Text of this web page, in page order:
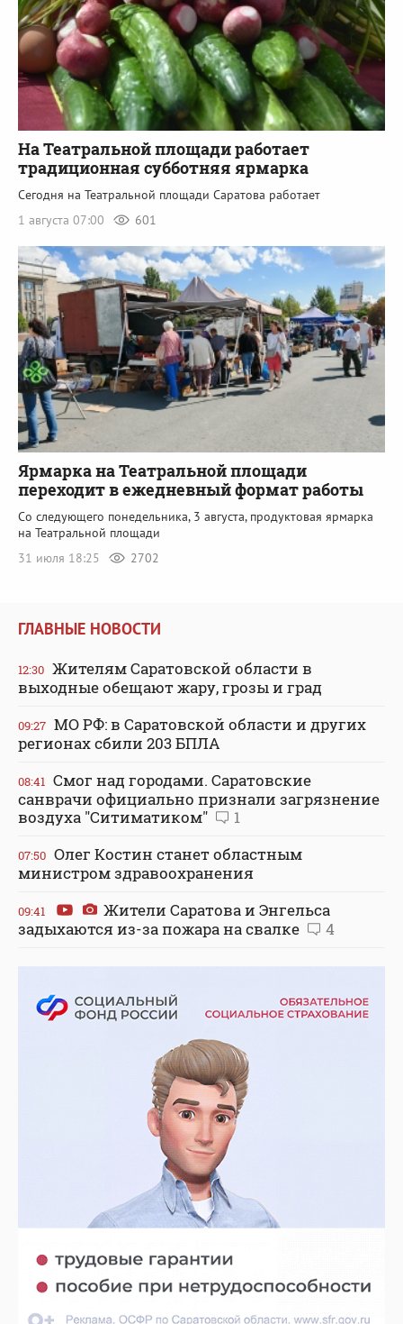
На Театральной площади работает
традиционная субботняя ярмарка
Сегодня на Театральной площади Саратова работает
1 августа 07:00
601
Ярмарка на Театральной площади
переходит в ежедневный формат работы
Со следующего понедельника, 3 августа, продуктовая ярмарка
на Театральной площади
31 июля 18:25
2702
ГЛАВНЫЕ НОВОСТИ
12:30 Жителям Саратовской области в
выходные обещают жару, грозы и град
09:27 МО РФ: в Саратовской области и других
регионах сбили 203 БПЛА
08:41 Смог над городами. Саратовские
санврачи официально признали загрязнение
воздуха "Ситиматиком"
1
07:50 Олег Костин станет областным
министром здравоохранения
09:41
Жители Саратова и Энгельса
задыхаются из-за пожара на свалке
4